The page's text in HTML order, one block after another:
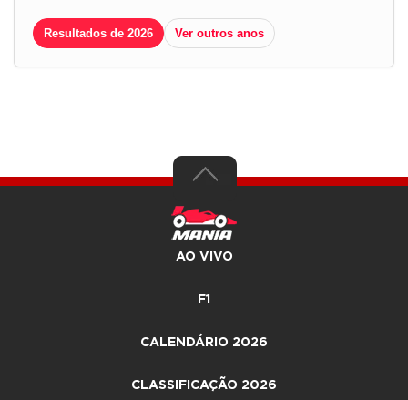
Resultados de 2026 Ver outros anos
AO VIVO
F1
CALENDÁRIO 2026
CLASSIFICAÇÃO 2026